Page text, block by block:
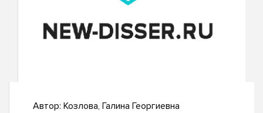
Автор: Козлова, Галина Георгиевна